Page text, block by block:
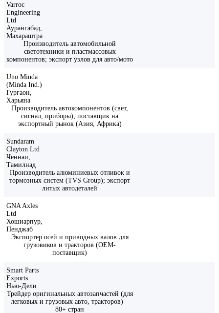
Varroc
Engineering
Ltd
Аурангабад,
Махараштра
Производитель автомобильной
светотехники и пластмассовых
компонентов; экспорт узлов для авто/мото
Uno Minda
(Minda Ind.)
Гургаон,
Харьяна
Производитель автокомпонентов (свет,
сигнал, приборы); поставщик на
экспортный рынок (Азия, Африка)
Sundaram
Clayton Ltd
Ченнаи,
Тамилнад
Производитель алюминиевых отливок и
тормозных систем (TVS Group); экспорт
литых автодеталей
GNA Axles
Ltd
Хошиарпур,
Пенджаб
Экспортер осей и приводных валов для
грузовиков и тракторов (OEM-
поставщик)
Smart Parts
Exports
Нью-Дели
Трейдер оригинальных автозапчастей (для
легковых и грузовых авто, тракторов) –
80+ стран